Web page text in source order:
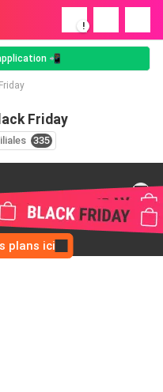
!
📲
Friday
335
plans ici